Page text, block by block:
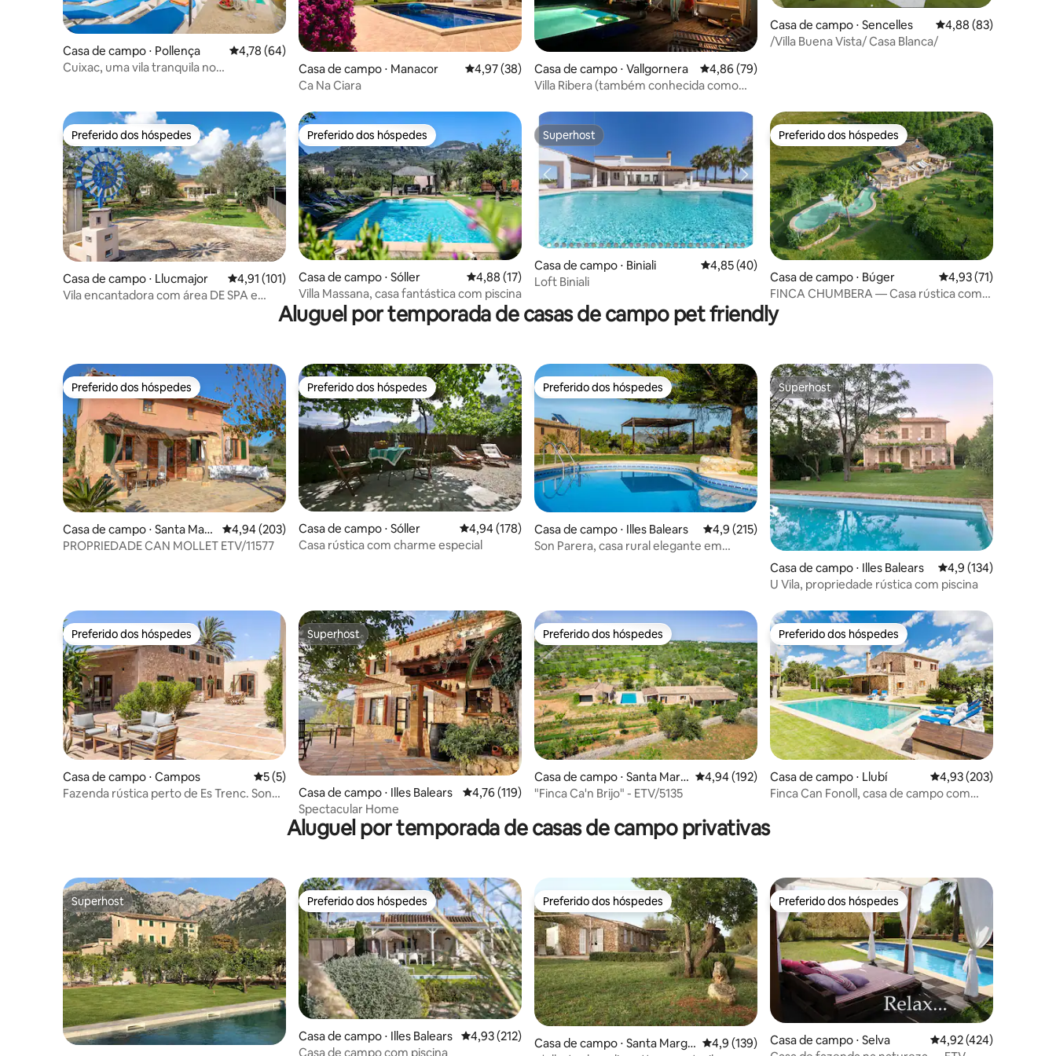
Casa de campo ⋅ Pollença 4,78 de uma avaliação média de 5, 64 avaliações
4,78 (64)
Cuixac, uma vila tranquila no
Casa de campo ⋅ Manacor 4,97 de uma avaliação média de 5, 38 avaliações
4,97 (38)
Ca Na Ciara
Casa de campo ⋅ Vallgornera 4,86 de uma avaliação média de 5, 79 avaliações
4,86 (79)
Villa Ribera (também conhecida como
Casa de campo ⋅ Sencelles 4,88 de uma
4,88 (83)
/Villa Buena Vista/ Casa Blanca/
Preferido dos hóspedes
Preferido dos hóspedes
Casa de campo ⋅ Llucmajor 4,91 de uma avaliação média de 5, 101 avaliações
4,91 (101)
Vila encantadora com área DE SPA e
Preferido dos hóspedes
Preferido dos hóspedes
Casa de campo ⋅ Sóller 4,88 de uma avaliação média de 5, 17 avaliações
4,88 (17)
Villa Massana, casa fantástica com piscina
Superhost
Superhost
Casa de campo ⋅ Biniali 4,85 de uma avaliação média de 5, 40 avaliações
4,85 (40)
Loft Biniali
Preferido dos hóspedes
Preferido dos hóspedes
Casa de campo ⋅ Búger 4,93 de uma
4,93 (71)
FINCA CHUMBERA — Casa rústica com
piscina de cachoeira de pedra
Aluguel por temporada de casas de campo pet friendly
Preferido dos hóspedes
Preferido dos hóspedes
Casa de campo ⋅ Santa Marg
arida
4,94 de uma avaliação média de 5, 203 avaliações
4,94 (203)
PROPRIEDADE CAN MOLLET ETV/11577
Preferido dos hóspedes
Preferido dos hóspedes
Casa de campo ⋅ Sóller 4,94 de uma avaliação média de 5, 178 avaliações
4,94 (178)
Casa rústica com charme especial
Preferido dos hóspedes
Preferido dos hóspedes
Casa de campo ⋅ Illes Balears 4,9 de uma avaliação média de 5, 215 avaliações
4,9 (215)
Son Parera, casa rural elegante em
Superhost
Superhost
Casa de campo ⋅ Illes Balears 4,9 de uma avaliação
4,9 (134)
U Vila, propriedade rústica com piscina
Preferido dos hóspedes
Preferido dos hóspedes
Casa de campo ⋅ Campos 5 de uma avaliação média de 5, 5 avaliações
5 (5)
Fazenda rústica perto de Es Trenc. Son
Superhost
Superhost
Casa de campo ⋅ Illes Balears 4,76 de uma avaliação média de 5, 119 avaliações
4,76 (119)
Spectacular Home
Preferido dos hóspedes
Preferido dos hóspedes
Casa de campo ⋅ Santa Marg
alida
4,94 de uma avaliação média de 5, 192 avaliações
4,94 (192)
"Finca Ca'n Brijo" - ETV/5135
Preferido dos hóspedes
Preferido dos hóspedes
Casa de campo ⋅ Llubí 4,93 de uma avaliação
4,93 (203)
Finca Can Fonoll, casa de campo com
Aluguel por temporada de casas de campo privativas
Superhost
Superhost Preferido dos hóspedes
Preferido dos hóspedes
Casa de campo ⋅ Illes Balears 4,93 de uma avaliação média de 5, 212 avaliações
4,93 (212)
Casa de campo com piscina
Preferido dos hóspedes
Preferido dos hóspedes
Casa de campo ⋅ Santa Margal 4,9 de uma avaliação média de 5, 139 avaliações
4,9 (139)
Preferido dos hóspedes
Preferido dos hóspedes
Casa de campo ⋅ Selva 4,92 de uma avaliação
4,92 (424)